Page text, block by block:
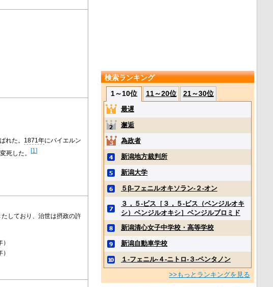
れた。 1871年にバイエルン
死した。[1]
しており、治世は摂政の許
検索ランキング
1～10位
11～20位 21～30位
最遅
邂逅
為政者
新潟地方裁判所
新潟大学
５β‐フェニルオキソラン‐２‐オン
３，５‐ビス［３，５‐ビス（ベンジルオキ
シ）ベンジルオキシ］ベンジルブロミド
新潟清心女子中学校・高等学校
新潟自動車学校
１‐フェニル‐４‐ニトロ‐３‐ペンタノン
>>もっとランキングを見る